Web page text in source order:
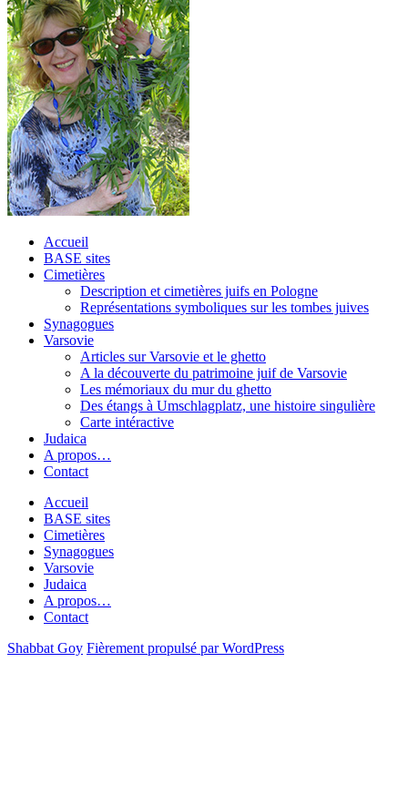
Accueil
BASE sites
Cimetières
Description et cimetières juifs en Pologne
Représentations symboliques sur les tombes juives
Synagogues
Varsovie
Articles sur Varsovie et le ghetto
A la découverte du patrimoine juif de Varsovie
Les mémoriaux du mur du ghetto
Des étangs à Umschlagplatz, une histoire singulière
Carte intéractive
Judaica
A propos…
Contact
Accueil
BASE sites
Cimetières
Synagogues
Varsovie
Judaica
A propos…
Contact
Shabbat Goy Fièrement propulsé par WordPress